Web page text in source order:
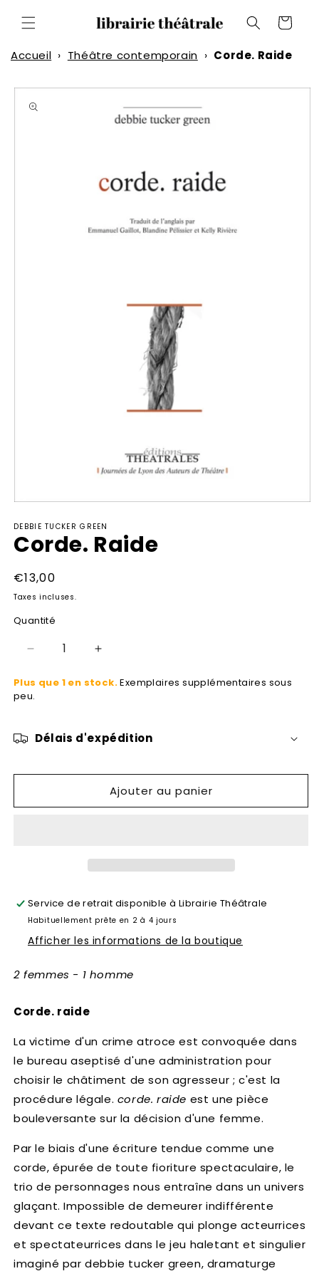
passer
au
Panier
Accueil › Théâtre contemporain › Corde. Raide
Passer aux
informations
produits
média
1
dans
fenêtre
modale
DEBBIE TUCKER GREEN
Corde. Raide
Prix
habituel
€13,00
Taxes incluses.
Quantité
Réduire
quantité
de
Raide
Augmenter
quantité
Raide
Plus que 1 en stock.Exemplaires supplémentaires sous
peu.
Délais d'expédition
Ajouter au panier
Service de retrait disponible à Librairie Théâtrale
Habituellement prête en 2 à 4 jours
Afficher les informations de la boutique
2 femmes - 1 homme
Corde. raide
La victime d'un crime atroce est convoquée dans
le bureau aseptisé d'une administration pour
choisir le châtiment de son agresseur ; c'est la
procédure légale. corde. raide est une pièce
bouleversante sur la décision d'une femme.
Par le biais d'une écriture tendue comme une
corde, épurée de toute fioriture spectaculaire, le
trio de personnages nous entraîne dans un univers
glaçant. Impossible de demeurer indifférente
devant ce texte redoutable qui plonge acteurrices
et spectateurrices dans le jeu haletant et singulier
imaginé par debbie tucker green, dramaturge